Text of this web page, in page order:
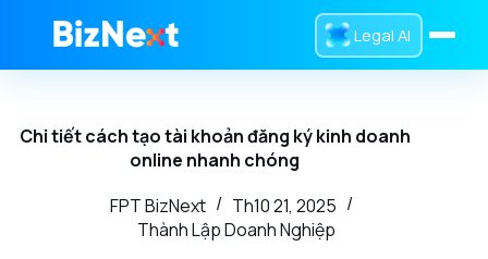
Legal AI
Dịch Vụ
Chi tiết cách tạo tài khoản đăng ký kinh doanh
online nhanh chóng
FPT BizNext
Th10 21, 2025
Thành Lập Doanh Nghiệp